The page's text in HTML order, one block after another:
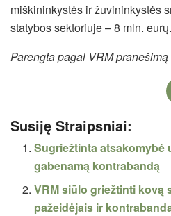
miškininkystės ir žuvininkystės
statybos sektoriuje – 8 mln. eurų.
Parengta pagal VRM pranešimą
Susiję Straipsniai:
Sugriežtinta atsakomybė
gabenamą kontrabandą
VRM siūlo griežtinti kovą
pažeidėjais ir